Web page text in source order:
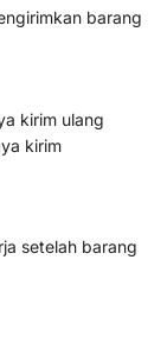
barang
kirim ulang
kirim
setelah barang